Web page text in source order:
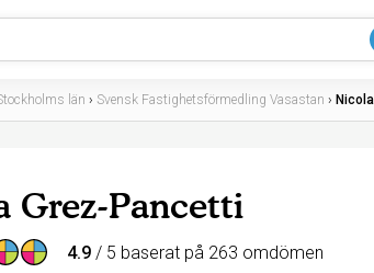
län › Svensk Fastighetsförmedling Vasastan ›
Grez-Pancetti
4.9 / 5 baserat på 263 omdömen